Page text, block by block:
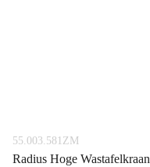
55.003.581ZM
Radius Hoge Wastafelkraan